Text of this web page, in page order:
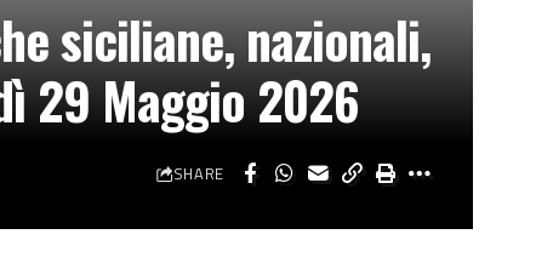
siciliane, nazionali,
29 Maggio 2026
SHARE